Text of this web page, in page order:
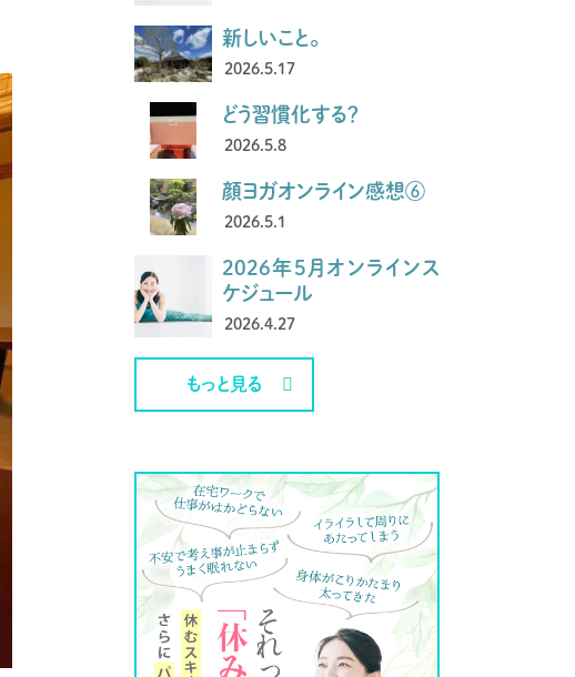
新しいこと。
2026.5.17
どう習慣化する？
2026.5.8
顔ヨガオンライン感想⑥
2026.5.1
2026年5月オンラインス
ケジュール
2026.4.27
もっと見る